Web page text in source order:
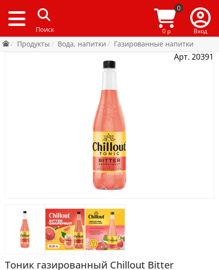
0
0 р Вход
Продукты Вода, напитки Газированные напитки
Арт. 20391
Тоник газированный Chillout Bitter